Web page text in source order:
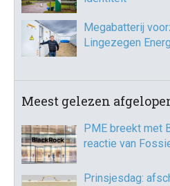
Megabatterij
Lingezegen
Meest gelezen
PME breekt met
reactie van
Prinsjesdag: